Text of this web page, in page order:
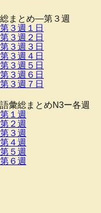
総まとめ―第３週
第３週１日
第３週２日
第３週３日
第３週４日
第３週５日
第３週６日
第３週７日
語彙総まとめN3ー各週
第１週
第２週
第３週
第４週
第５週
第６週